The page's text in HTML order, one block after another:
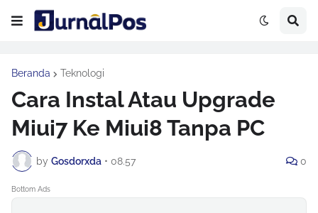
Beranda Teknologi
Cara Instal Atau Upgrade
Miui7 Ke Miui8 Tanpa PC
by Gosdorxda • 08.57 0
Bottom Ads